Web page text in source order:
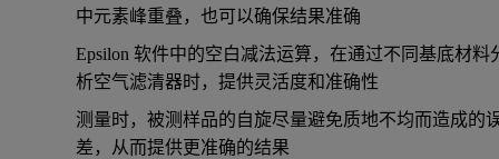
中元素峰重叠，也可以确保结果准确
Epsilon 软件中的空白减法运算，在通过不同基底材料
析空气滤清器时，提供灵活度和准确性
测量时，被测样品的自旋尽量避免质地不均而造成的
差，从而提供更准确的结果